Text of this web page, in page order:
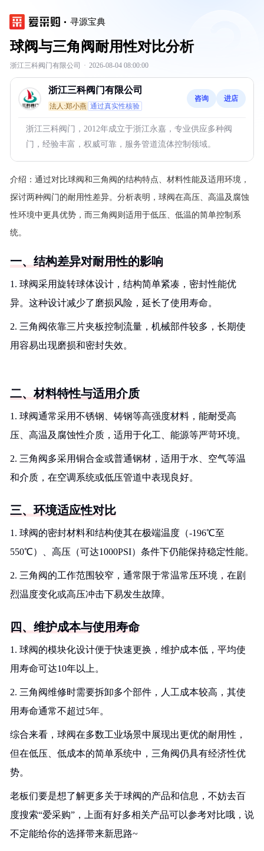
寻源宝典
球阀与三角阀耐用性对比分析
浙江三科阀门有限公司 · 2026-08-04 08:00:00
浙江三科阀门有限公司
法人:郑小燕 通过真实性核验
咨询 进店
浙江三科阀门，2012年成立于浙江永嘉，专业供应多种阀
门，经验丰富，权威可靠，服务管道流体控制领域。
介绍： 通过对比球阀和三角阀的结构特点、材料性能及适用环境，
探讨两种阀门的耐用性差异。分析表明，球阀在高压、高温及腐蚀
性环境中更具优势，而三角阀则适用于低压、低温的简单控制系
统。
一、结构差异对耐用性的影响
1. 球阀采用旋转球体设计，结构简单紧凑，密封性能优
异。这种设计减少了磨损风险，延长了使用寿命。
2. 三角阀依靠三片夹板控制流量，机械部件较多，长期使
用容易出现磨损和密封失效。
二、材料特性与适用介质
1. 球阀通常采用不锈钢、铸钢等高强度材料，能耐受高
压、高温及腐蚀性介质，适用于化工、能源等严苛环境。
2. 三角阀多采用铜合金或普通钢材，适用于水、空气等温
和介质，在空调系统或低压管道中表现良好。
三、环境适应性对比
1. 球阀的密封材料和结构使其在极端温度（-196℃至
550℃）、高压（可达1000PSI）条件下仍能保持稳定性能。
2. 三角阀的工作范围较窄，通常限于常温常压环境，在剧
烈温度变化或高压冲击下易发生故障。
四、维护成本与使用寿命
1. 球阀的模块化设计便于快速更换，维护成本低，平均使
用寿命可达10年以上。
2. 三角阀维修时需要拆卸多个部件，人工成本较高，其使
用寿命通常不超过5年。
综合来看，球阀在多数工业场景中展现出更优的耐用性，
但在低压、低成本的简单系统中，三角阀仍具有经济性优
势。
老板们要是想了解更多关于球阀的产品和信息，不妨去百
度搜索“爱采购”，上面有好多相关产品可以参考对比哦，说
不定能给你的选择带来新思路~